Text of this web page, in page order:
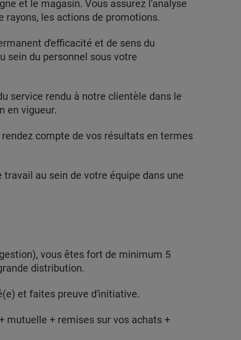
et le magasin. Vous assurez l'analyse
rayons, les actions de promotions.
d'efficacité et de sens du
sein du personnel sous votre
service rendu à notre clientèle dans le
en vigueur.
compte de vos résultats en termes
au sein de votre équipe dans une
vous êtes fort de minimum 5
distribution.
et faites preuve d'initiative.
mutuelle + remises sur vos achats +